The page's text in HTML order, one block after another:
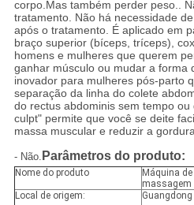
corpo.Mas também perder peso..
tratamento. Não há necessidade
após o tratamento. É aplicado em
braço superior (bíceps, tríceps),
homens e mulheres que querem
ganhar músculo ou mudar a forma
inovador para mulheres pós-parto
separação da linha do colete
do rectus abdominis sem tempo
culpt" permite que você se deite
massa muscular e reduzir a
- Não. Parâmetros do produto:
Nome do produto
Máquina
massagem
Local de origem: